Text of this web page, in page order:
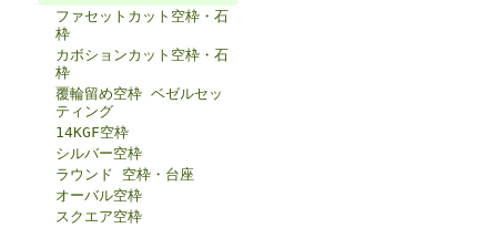
ファセットカット空枠・石
枠
カボションカット空枠・石
枠
覆輪留め空枠 ベゼルセッ
ティング
14KGF空枠
シルバー空枠
ラウンド 空枠・台座
オーバル空枠
スクエア空枠